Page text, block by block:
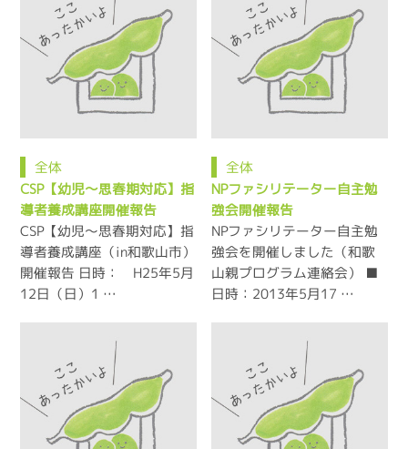
全体
CSP【幼児～思春期対応】指
導者養成講座開催報告
CSP【幼児～思春期対応】指
導者養成講座（in和歌山市）
開催報告 日時： H25年5月
12日（日）1 …
全体
NPファシリテーター自主勉
強会開催報告
NPファシリテーター自主勉
強会を開催しました（和歌
山親プログラム連絡会） ■
日時：2013年5月17 …